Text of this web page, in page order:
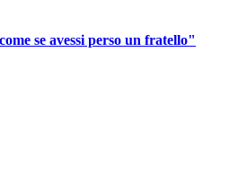
se avessi perso un fratello"